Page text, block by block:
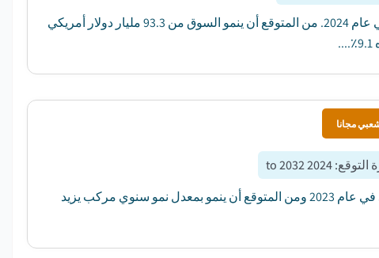
بلغت قيمة سوق التلفزيونات المتصلة العالمية 85.4 مليار دولار أمريكي في عام 2024. من المتوقع أن ينمو السوق من 93.3 مليار دولار أمريكي
مجانا
التوقع:
2024 to 2032
بلغت قيمة سوق Ultra-High Definition Panel 4K 36.5 مليار دولار أمريكي في عام 2023 ومن المتوقع أن ينمو بمعدل نمو سنوي مركب يزيد